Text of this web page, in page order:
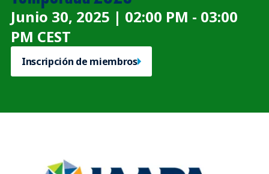
Junio 30, 2025 | 02:00 PM - 03:00
PM CEST
Inscripción de miembros